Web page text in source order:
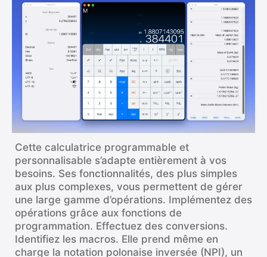
Catégories
Recherche
Plateforme
iPhone
Watch
Cette calculatrice programmable et
personnalisable s’adapte entièrement à vos
besoins. Ses fonctionnalités, des plus simples
aux plus complexes, vous permettent de gérer
une large gamme d’opérations. Implémentez des
opérations grâce aux fonctions de
programmation. Effectuez des conversions.
Identifiez les macros. Elle prend même en
charge la notation polonaise inversée (NPI), un